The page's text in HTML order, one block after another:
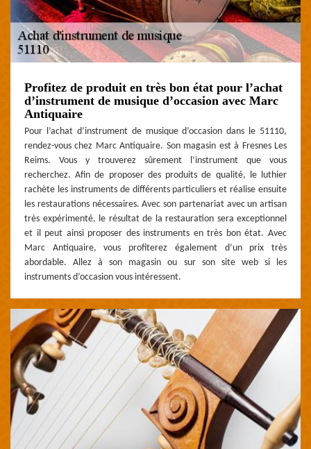
Profitez de produit en très bon état pour l’achat
d’instrument de musique d’occasion avec Marc
Antiquaire
Pour l’achat d’instrument de musique d’occasion dans le 51110,
rendez-vous chez Marc Antiquaire. Son magasin est à Fresnes Les
Reims. Vous y trouverez sûrement l’instrument que vous
recherchez. Afin de proposer des produits de qualité, le luthier
rachète les instruments de différents particuliers et réalise ensuite
les restaurations nécessaires. Avec son partenariat avec un artisan
très expérimenté, le résultat de la restauration sera exceptionnel
et il peut ainsi proposer des instruments en très bon état. Avec
Marc Antiquaire, vous profiterez également d’un prix très
abordable. Allez à son magasin ou sur son site web si les
instruments d’occasion vous intéressent.